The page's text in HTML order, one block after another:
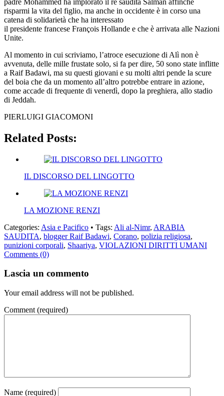
risparmi la vita del figlio, ma anche in occidente è in corso una
catena di solidarietà che ha interessato
il presidente francese François Hollande e che è arrivata alle Nazioni
Unite.
Al momento in cui scriviamo, l’atroce esecuzione di Alì non è
avvenuta, delle mille frustate solo, si fa per dire, 50 sono state inflitte
a Raif Badawi, ma su questi giovani e su molti altri pende la scure
del boia che da un momento all’altro potrebbe entrare in azione,
come accade di frequente di venerdì, dopo la preghiera, allo stadio
di Jeddah.
PIERLUIGI GIACOMONI
Related Posts:
IL DISCORSO DEL LINGOTTO
LA MOZIONE RENZI
Categories: Asia e Pacifico • Tags: Ali al-Nimr, ARABIA
SAUDITA, blogger Raif Badawi, Corano, polizia religiosa,
punizioni corporali, Shaariya, VIOLAZIONI DIRITTI UMANI
Comments (0)
Lascia un commento
Your email address will not be published.
Comment (required)
Name (required)